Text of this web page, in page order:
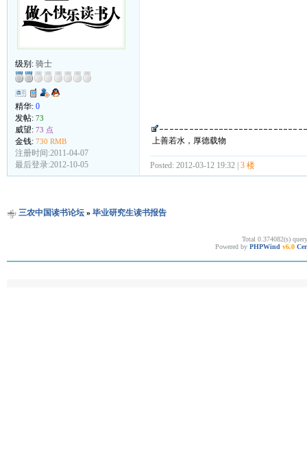
级别: 骑士
精华: 0
发帖: 73
威望: 73 点
金钱: 730 RMB
注册时间:2011-04-07
最后登录:2012-10-05
上善若水，厚德载物
Posted: 2012-03-12 19:32 | 3 楼
三农中国读书论坛» 毕业研究生读书报告
Total 0.374082(s)
Powered by PHPWind v6.0